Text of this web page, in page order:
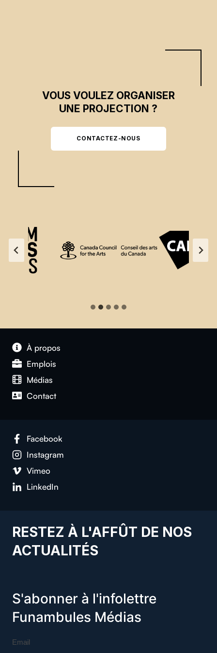
VOUS VOULEZ ORGANISER
UNE PROJECTION ?
CONTACTEZ-NOUS
À propos
Emplois
Médias
Contact
Facebook
Instagram
Vimeo
LinkedIn
RESTEZ À L'AFFÛT DE NOS
ACTUALITÉS
S'abonner à l'infolettre
Funambules Médias
Email